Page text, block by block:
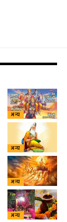
अन्य
अन्य
अन्य
अन्य